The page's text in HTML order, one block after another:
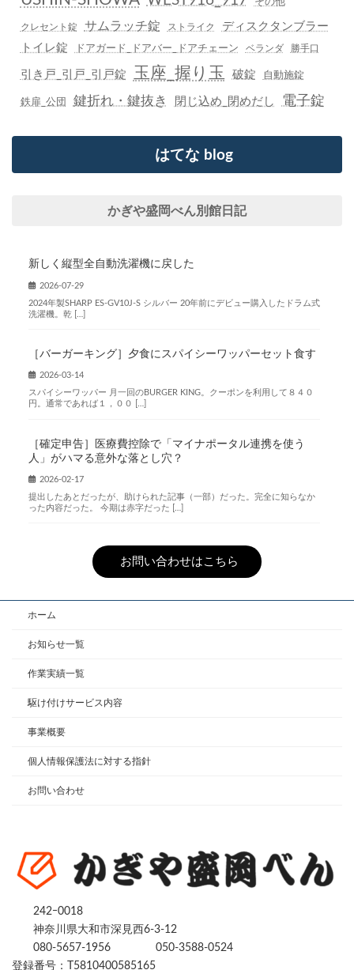
その他
クレセント錠 サムラッチ錠 ストライク
ディスクタンブラー
トイレ錠
ドアガード_ドアバー_ドアチェーン ベランダ 勝手口
引き戸_引戸_引戸錠 玉座_握り玉 破錠 自動施錠
鉄扉_公団 鍵折れ・鍵抜き 閉じ込め_閉めだし 電子錠
はてな blog
かぎや盛岡べん別館日記
新しく縦型全自動洗濯機に戻した
2026-07-29
2024年製SHARP ES-GV10J-S シルバー 20年前にデビュー購入したドラム式
洗濯機。乾 […]
［バーガーキング］夕食にスパイシーワッパーセット食す
2026-03-14
スパイシーワッパー 月一回のBURGER KING。クーポンを利用して８４０
円。通常であれば１，００ […]
［確定申告］医療費控除で「マイナポータル連携を使う
人」がハマる意外な落とし穴？
2026-02-17
提出したあとだったが、助けられた記事（一部）だった。完全に知らなか
った内容だった。 今期は赤字だった […]
お問い合わせはこちら
ホーム
お知らせ一覧
作業実績一覧
駆け付けサービス内容
事業概要
個人情報保護法に対する指針
お問い合わせ
242ｰ0018
神奈川県大和市深見西6-3-12
080-5657-1956
050-3588-0524
登録番号：T5810400585165